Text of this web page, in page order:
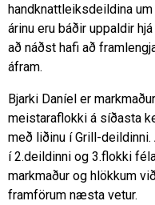
handknattleiksdeildina um
árinu eru báðir uppaldir
að náðst hafi að
áfram.
Bjarki Daníel er
meistaraflokki á síðasta
með liðinu í Grill-
í 2.deildinni og 3.flokki
markmaður og hlökkum
framförum næsta vetur.